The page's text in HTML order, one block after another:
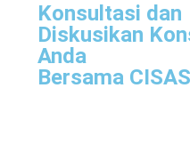
Konsultasi dan
Diskusikan
Anda
Bersama CISAS